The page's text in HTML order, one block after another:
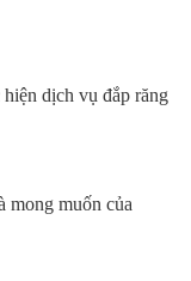
dịch vụ đắp răng
mong muốn của